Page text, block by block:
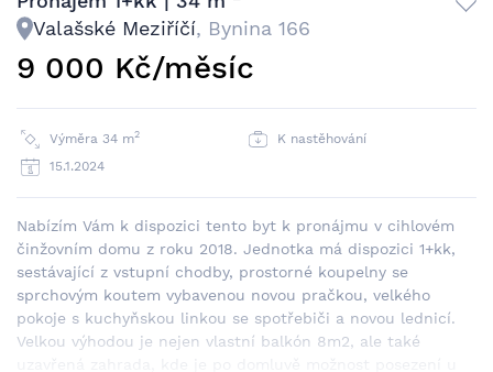
Valašské Meziříčí, Bynina 166
9 000 Kč/měsíc
Výměra 34 m2
K nastěhování
15.1.2024
Nabízím Vám k dispozici tento byt k pronájmu v cihlovém
činžovním domu z roku 2018. Jednotka má dispozici 1+kk,
sestávající z vstupní chodby, prostorné koupelny se
sprchovým koutem vybavenou novou pračkou, velkého
pokoje s kuchyňskou linkou se spotřebiči a novou lednicí.
Velkou výhodou je nejen vlastní balkón 8m2, ale také